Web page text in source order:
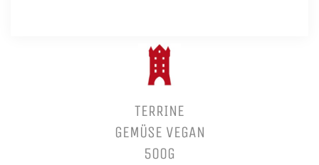
TERRINE
GEMÜSE VEGAN
500G